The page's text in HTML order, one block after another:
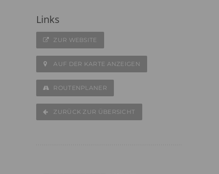
Links
ZUR WEBSITE
AUF DER KARTE ANZEIGEN
ROUTENPLANER
ZURÜCK ZUR ÜBERSICHT